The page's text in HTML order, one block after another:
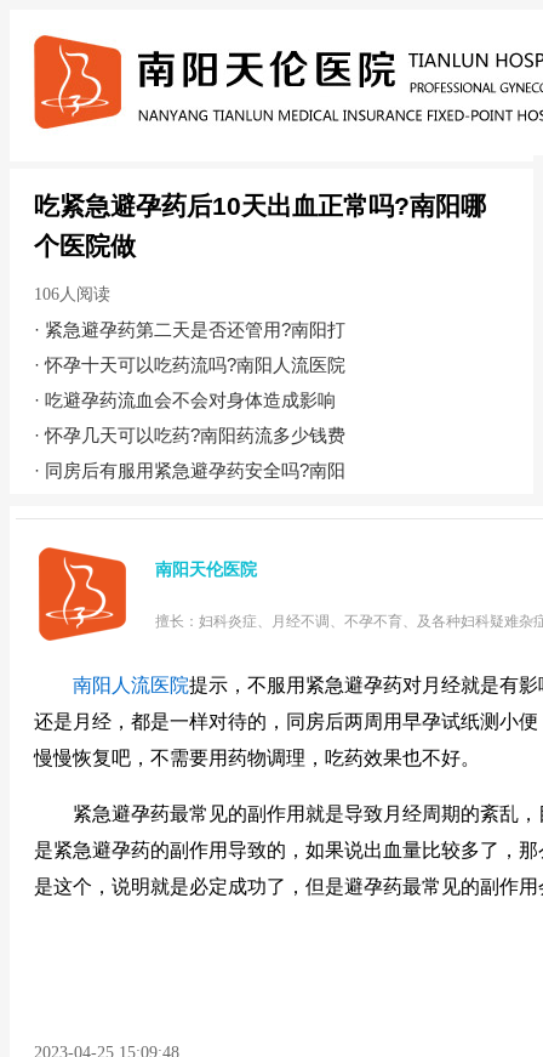
吃紧急避孕药后10天出血正常吗?南阳哪
个医院做
106人阅读
· 紧急避孕药第二天是否还管用?南阳打
·怀孕十天可以吃药流吗?南阳人流医院
· 吃避孕药流血会不会对身体造成影响
·怀孕几天可以吃药?南阳药流多少钱费
· 同房后有服用紧急避孕药安全吗?南阳
南阳天伦医院
擅长：妇科炎症、月经不调、不孕不育、及各种妇科疑难杂
南阳人流医院提示，不服用紧急避孕药对月经就是有
还是月经，都是一样对待的，同房后两周用早孕试纸测小
慢慢恢复吧，不需要用药物调理，吃药效果也不好。
紧急避孕药最常见的副作用就是导致月经周期的紊乱，
是紧急避孕药的副作用导致的，如果说出血量比较多了，
是这个，说明就是必定成功了，但是避孕药最常见的副作
2023-04-25 15:09:48